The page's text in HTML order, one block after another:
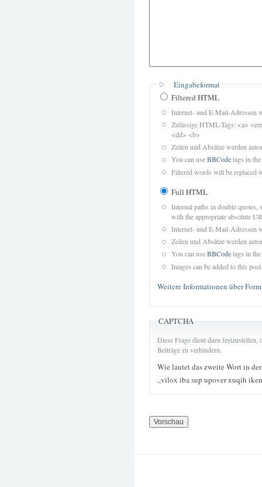
Eingabeformat
Filtered HTML
Internet- und E-Mail-Adressen
Zulässige HTML-Tags: <a>
<dd> <b>
Zeilen und Absätze werden
You can useBBCodetags in
Filtered words will be replaced
Full HTML
Internal paths in double quotes,
with the appropriate absolute
Internet- und E-Mail-Adressen
Zeilen und Absätze werden
You can useBBCodetags in
Images can be added to this post.
Weitere Informationen über
CAPTCHA
Diese Frage dient dazu
Beiträge zu verhindern.
Wie lautet das zweite Wort in
„vilox iba sup upover xuqih